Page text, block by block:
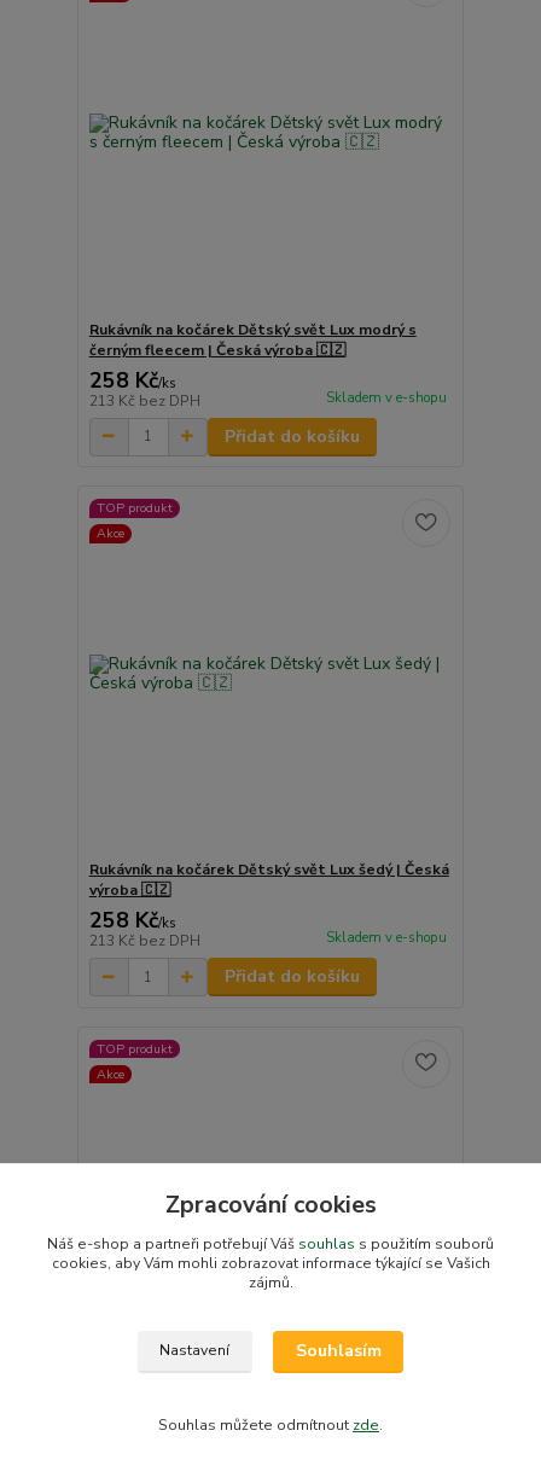
Rukávník na kočárek Dětský svět Lux modrý s
černým fleecem | Česká výroba 🇨🇿
258 Kč/ks
213 Kč bez DPH Skladem v e-shopu
Přidat do košíku
TOP produkt
Akce
Rukávník na kočárek Dětský svět Lux šedý | Česká
výroba 🇨🇿
258 Kč/ks
213 Kč bez DPH Skladem v e-shopu
Přidat do košíku
TOP produkt
Akce
šedým fleecem | Česká výroba 🇨🇿
Zpracování cookies
Náš e-shop a partneři potřebují Váš souhlas s použitím souborů
cookies, aby Vám mohli zobrazovat informace týkající se Vašich
zájmů.
Nastavení Souhlasím
Souhlas můžete odmítnout zde.